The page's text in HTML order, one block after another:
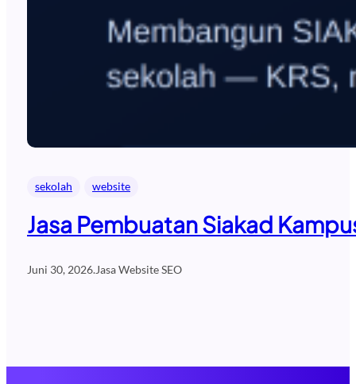
sekolah website
Jasa Pembuatan Siakad
Juni 30, 2026.Jasa Website SEO